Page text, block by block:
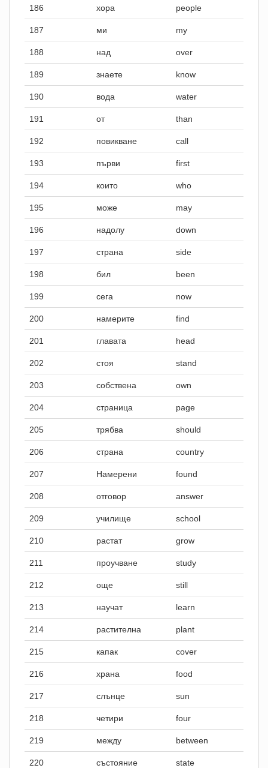
186 хора people
187 ми my
188 над over
189 знаете know
190 вода water
191 от than
192 повикване call
193 първи first
194 които who
195 може may
196 надолу down
197 страна side
198 бил been
199 сега now
200 намерите find
201 главата head
202 стоя stand
203 собствена own
204 страница page
205 трябва should
206 страна country
207 Намерени found
208 отговор answer
209 училище school
210 растат grow
211 проучване study
212 още still
213 научат learn
214 растителна plant
215 капак cover
216 храна food
217 слънце sun
218 четири four
219 между between
220 състояние state